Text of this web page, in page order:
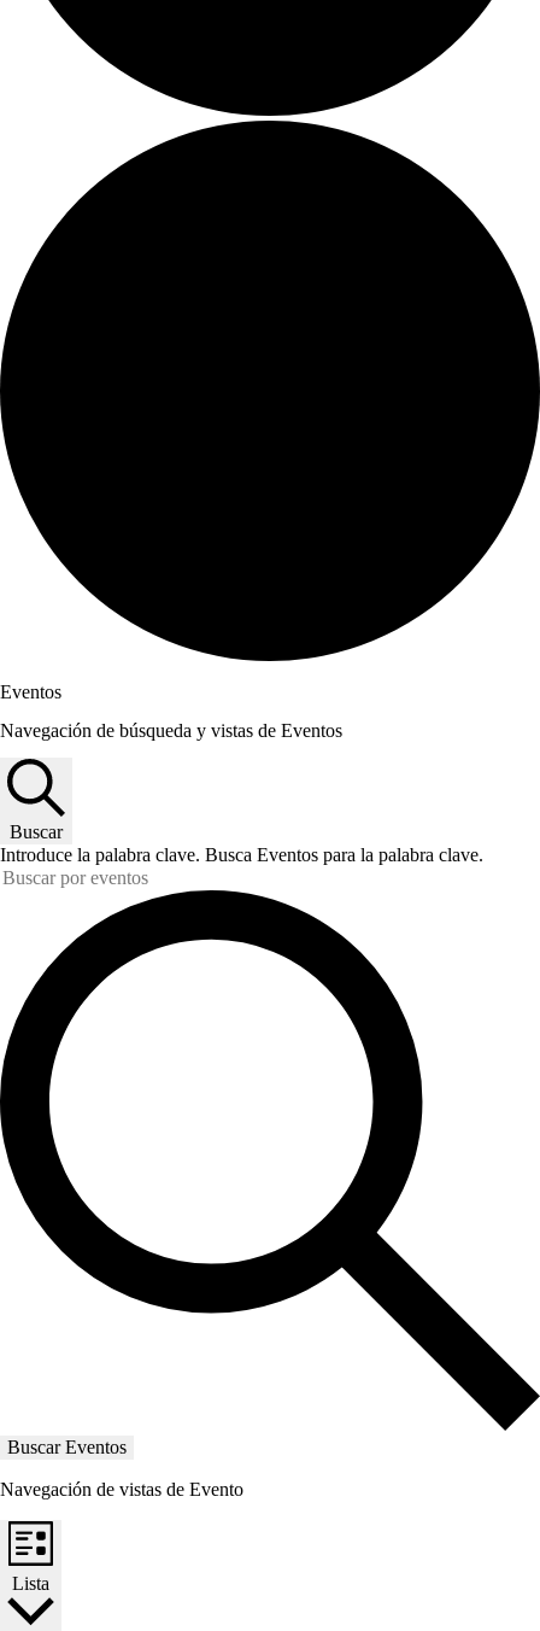
Eventos
Navegación de búsqueda y vistas de Eventos
Buscar
Introduce la palabra clave. Busca Eventos para la palabra clave.
Buscar Eventos
Navegación de vistas de Evento
Lista